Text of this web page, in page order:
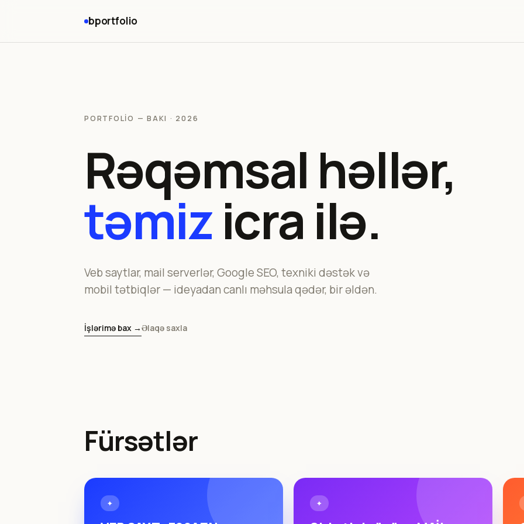
bportfolio
PORTFOLIO — BAKI · 2026
Rəqəmsal həllər,
təmizicra ilə.
Veb saytlar, mail serverlər, Google SEO, texniki dəstək və
mobil tətbiqlər — ideyadan canlı məhsula qədər, bir əldən.
İşlərimə bax →Əlaqə saxla
Fürsətlər
✦ ✦